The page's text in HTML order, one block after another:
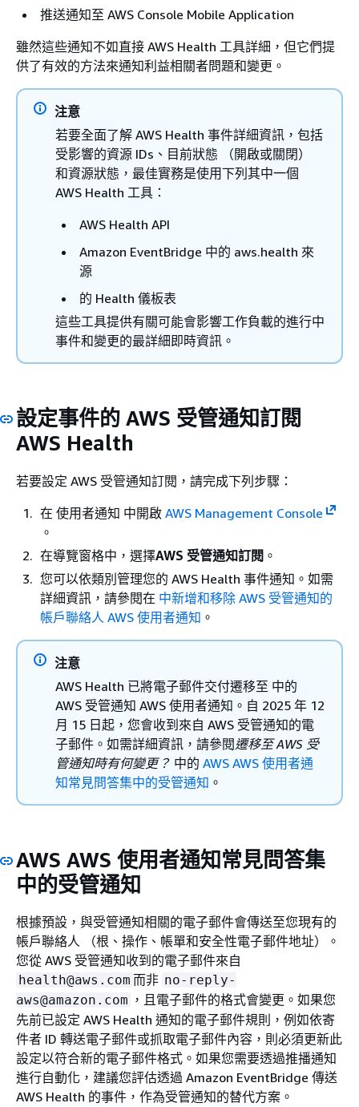
推送通知至 AWS Console Mobile Application
雖然這些通知不如直接 AWS Health 工具詳細，但它們提
供了有效的方法來通知利益相關者問題和變更。
注意
若要全面了解 AWS Health 事件詳細資訊，包括
受影響的資源 IDs、目前狀態 （開啟或關閉）
和資源狀態，最佳實務是使用下列其中一個
AWS Health 工具：
AWS Health API
Amazon EventBridge 中的 aws.health 來
源
的 Health 儀板表
這些工具提供有關可能會影響工作負載的進行中
事件和變更的最詳細即時資訊。
設定事件的 AWS 受管通知訂閱
AWS Health
若要設定 AWS 受管通知訂閱，請完成下列步驟：
在 使用者通知 中開啟 AWS Management Console
。
在導覽窗格中，選擇AWS 受管通知訂閱 。
您可以依類別管理您的 AWS Health 事件通知。如需
詳細資訊，請參閱在 中新增和移除 AWS 受管通知的
帳戶聯絡人 AWS 使用者通知 。
注意
AWS Health 已將電子郵件交付遷移至 中的
AWS 受管通知 AWS 使用者通知。自 2025 年 12
月 15 日起，您會收到來自 AWS 受管通知的電
子郵件。如需詳細資訊，請參閱遷移至 AWS 受
管通知時有何變更？ 中的 AWS AWS 使用者通
知常見問答集中的受管通知 。
AWS AWS 使用者通知常見問答集
中的受管通知
根據預設，與受管通知相關的電子郵件會傳送至您現有的
帳戶聯絡人 （根、操作、帳單和安全性電子郵件地址）。
您從 AWS 受管通知收到的電子郵件來自
health@aws.com 而非 no-reply-
aws@amazon.com ，且電子郵件的格式會變更。如果您
先前已設定 AWS Health 通知的電子郵件規則，例如依寄
件者 ID 轉送電子郵件或抓取電子郵件內容，則必須更新此
設定以符合新的電子郵件格式。如果您需要透過推播通知
進行自動化，建議您評估透過 Amazon EventBridge 傳送
AWS Health 的事件，作為受管通知的替代方案。